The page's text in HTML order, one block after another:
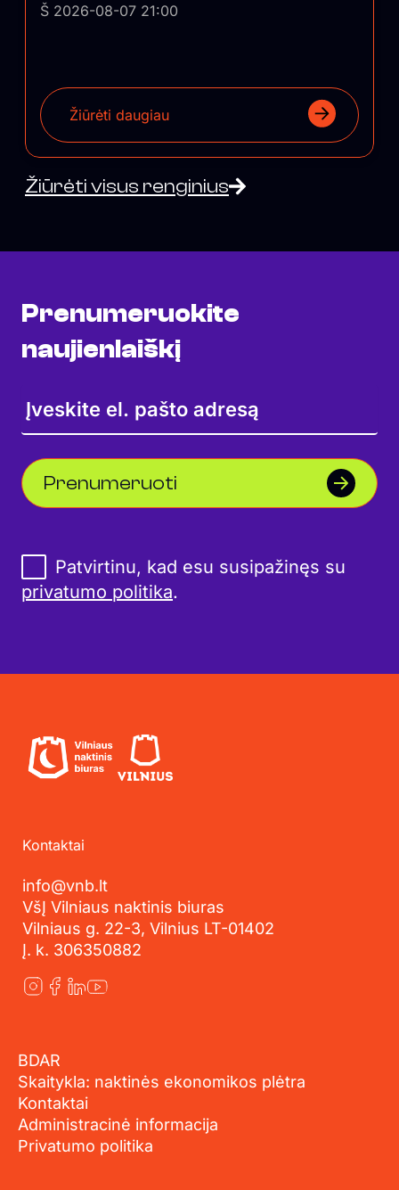
Š 2026-08-07 21:00
Žiūrėti daugiau
Žiūrėti visus renginius
Prenumeruokite
naujienlaiškį
Prenumeruoti
Patvirtinu, kad esu susipažinęs su
privatumo politika.
Kontaktai
info@vnb.lt
VšĮ Vilniaus naktinis biuras
Vilniaus g. 22-3, Vilnius LT-01402
Į. k. 306350882
BDAR
Skaitykla: naktinės ekonomikos plėtra
Kontaktai
Administracinė informacija
Privatumo politika